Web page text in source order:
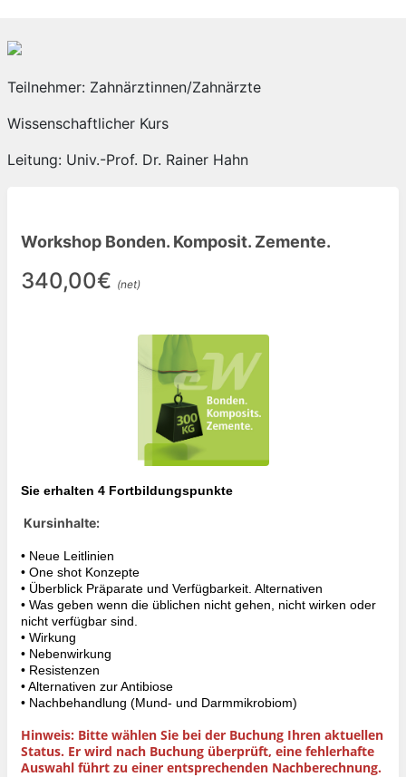
Teilnehmer: Zahnärztinnen/Zahnärzte
Wissenschaftlicher Kurs
Leitung: Univ.-Prof. Dr. Rainer Hahn
Workshop Bonden. Komposit. Zemente.
340,00€ (net)
Sie erhalten 4 Fortbildungspunkte
Kursinhalte:
• Neue Leitlinien
• One shot Konzepte
• Überblick Präparate und Verfügbarkeit. Alternativen
• Was geben wenn die üblichen nicht gehen, nicht wirken oder
nicht verfügbar sind.
• Wirkung
• Nebenwirkung
• Resistenzen
• Alternativen zur Antibiose
• Nachbehandlung (Mund- und Darmmikrobiom)
Hinweis: Bitte wählen Sie bei der Buchung Ihren aktuellen
Status. Er wird nach Buchung überprüft, eine fehlerhafte
Auswahl führt zu einer entsprechenden Nachberechnung.